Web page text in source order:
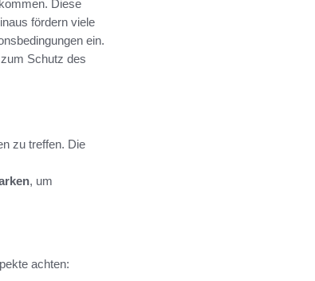
Diese
fördern viele
ein.
Schutz des
zu treffen. Die
, um
achten: